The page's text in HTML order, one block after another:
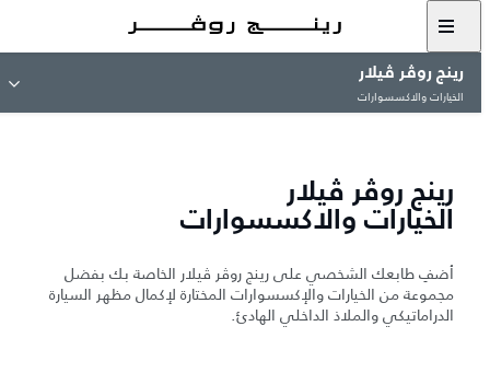
رينج روڤر ڤيلار
الخيارات والاكسسوارات
رينج روڤر ڤيلار
الخيارات والاكسسوارات
أضفِ طابعك الشخصي على رينج روڤر ڤيلار الخاصة بك بفضل
مجموعة من الخيارات والإكسسوارات المختارة لإكمال مظهر السيارة
الدراماتيكي والملاذ الداخلي الهادئ.